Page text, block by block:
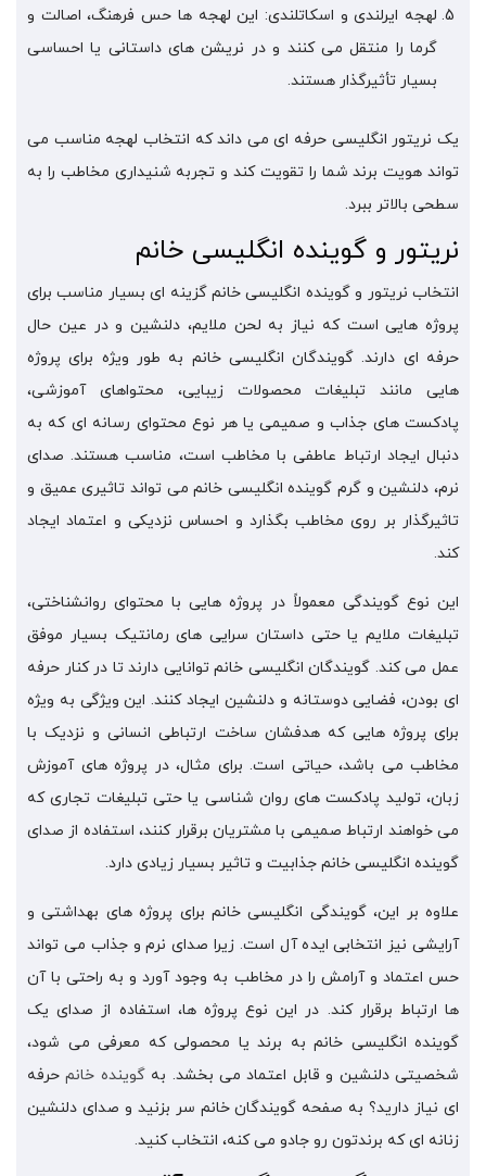
لهجه ایرلندی و اسکاتلندی: این لهجه‌ ها حس فرهنگ، اصالت و
گرما را منتقل می‌ کنند و در نریشن‌ های داستانی یا احساسی
بسیار تأثیرگذار هستند.
یک نریتور انگلیسی حرفه‌ ای می‌ داند که انتخاب لهجه مناسب می‌
تواند هویت برند شما را تقویت کند و تجربه شنیداری مخاطب را به
سطحی بالاتر ببرد.
نریتور و گوینده انگلیسی خانم
انتخاب نریتور و گوینده انگلیسی خانم گزینه ای بسیار مناسب برای
پروژه هایی است که نیاز به لحن ملایم، دلنشین و در عین حال
حرفه ای دارند. گویندگان انگلیسی خانم به طور ویژه برای پروژه
هایی مانند تبلیغات محصولات زیبایی، محتواهای آموزشی،
پادکست های جذاب و صمیمی یا هر نوع محتوای رسانه ای که به
دنبال ایجاد ارتباط عاطفی با مخاطب است، مناسب هستند. صدای
نرم، دلنشین و گرم گوینده انگلیسی خانم می تواند تاثیری عمیق و
تاثیرگذار بر روی مخاطب بگذارد و احساس نزدیکی و اعتماد ایجاد
کند.
این نوع گویندگی معمولاً در پروژه هایی با محتوای روانشناختی،
تبلیغات ملایم یا حتی داستان سرایی های رمانتیک بسیار موفق
عمل می کند. گویندگان انگلیسی خانم توانایی دارند تا در کنار حرفه
ای بودن، فضایی دوستانه و دلنشین ایجاد کنند. این ویژگی به ویژه
برای پروژه هایی که هدفشان ساخت ارتباطی انسانی و نزدیک با
مخاطب می باشد، حیاتی است. برای مثال، در پروژه های آموزش
زبان، تولید پادکست های روان شناسی یا حتی تبلیغات تجاری که
می خواهند ارتباط صمیمی با مشتریان برقرار کنند، استفاده از صدای
گوینده انگلیسی خانم جذابیت و تاثیر بسیار زیادی دارد.
علاوه بر این، گویندگی انگلیسی خانم برای پروژه های بهداشتی و
آرایشی نیز انتخابی ایده آل است. زیرا صدای نرم و جذاب می تواند
حس اعتماد و آرامش را در مخاطب به وجود آورد و به راحتی با آن
ها ارتباط برقرار کند. در این نوع پروژه ها، استفاده از صدای یک
گوینده انگلیسی خانم به برند یا محصولی که معرفی می شود،
شخصیتی دلنشین و قابل اعتماد می بخشد. بهگوینده خانمحرفه‌
ای نیاز دارید؟ به صفحه گویندگان خانم سر بزنید و صدای دلنشین
زنانه‌ ای که برندتون رو جادو می‌ کنه، انتخاب کنید.